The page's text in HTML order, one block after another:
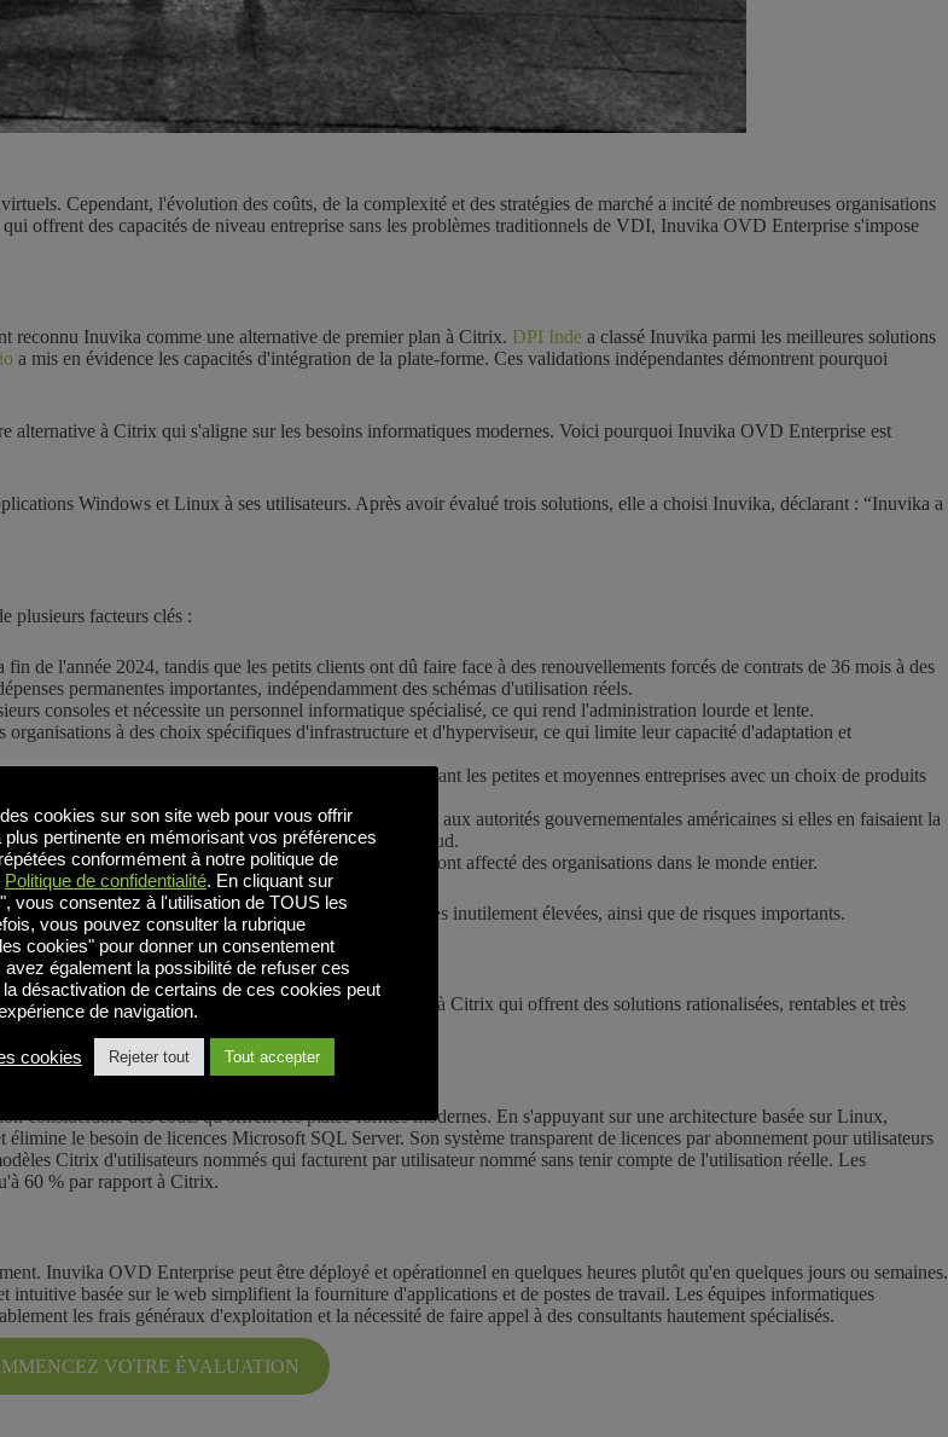
Cependant, l'évolution des coûts, de la complexité et des stratégies de marché a incité de nombreuses organisations
offrent des capacités de niveau entreprise sans les problèmes traditionnels de VDI, Inuvika OVD Enterprise s'impose
reconnu Inuvika comme une alternative de premier plan à Citrix. DPI Inde a classé Inuvika parmi les meilleures solutions
a mis en évidence les capacités d'intégration de la plate-forme. Ces validations indépendantes démontrent pourquoi
alternative à Citrix qui s'aligne sur les besoins informatiques modernes. Voici pourquoi Inuvika OVD Enterprise est
Windows et Linux à ses utilisateurs. Après avoir évalué trois solutions, elle a choisi Inuvika, déclarant : “Inuvika a
plusieurs facteurs clés :
de l'année 2024, tandis que les petits clients ont dû faire face à des renouvellements forcés de contrats de 36 mois à des
permanentes importantes, indépendamment des schémas d'utilisation réels.
consoles et nécessite un personnel informatique spécialisé, ce qui rend l'administration lourde et lente.
à des choix spécifiques d'infrastructure et d'hyperviseur, ce qui limite leur capacité d'adaptation et
clients et aurait externalisé l'assistance à Arrow, laissant les petites et moyennes entreprises avec un choix de produits
CLOUD Act et serait tenue de remettre des données aux autorités gouvernementales américaines si elles en faisaient la
DaaS qui stockent toutes leurs données sur Citrix Cloud.
failles de sécurité majeures impliquant NetScaler, qui ont affecté des organisations dans le monde entier.
souvent de charges opérationnelles et financières inutilement élevées, ainsi que de risques importants.
Citrix traditionnels, en proposant des alternatives à Citrix qui offrent des solutions rationalisées, rentables et très
considérable des coûts qu'offrent les plates-formes modernes. En s'appuyant sur une architecture basée sur Linux,
le besoin de licences Microsoft SQL Server. Son système transparent de licences par abonnement pour utilisateurs
Citrix d'utilisateurs nommés qui facturent par utilisateur nommé sans tenir compte de l'utilisation réelle. Les
60 % par rapport à Citrix.
Inuvika OVD Enterprise peut être déployé et opérationnel en quelques heures plutôt qu'en quelques jours ou semaines.
intuitive basée sur le web simplifient la fourniture d'applications et de postes de travail. Les équipes informatiques
les frais généraux d'exploitation et la nécessité de faire appel à des consultants hautement spécialisés.
VOTRE ÉVALUATION
des cookies sur son site web pour vous offrir
plus pertinente en mémorisant vos préférences
conformément à notre politique de
Politique de confidentialité. En cliquant sur
vous consentez à l'utilisation de TOUS les
vous pouvez consulter la rubrique
cookies" pour donner un consentement
avez également la possibilité de refuser ces
désactivation de certains de ces cookies peut
de navigation.
cookies Rejeter tout Tout accepter